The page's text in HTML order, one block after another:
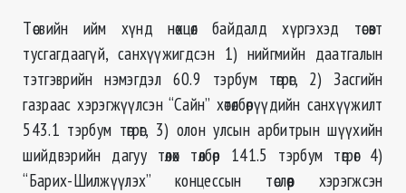
Төсвийн ийм хүнд нөхцөл байдалд хүргэхэд төсөвт
тусгагдаагүй, санхүүжигдсэн 1) нийгмийн даатгалын
тэтгэврийн нэмэгдэл 60.9 тэрбум төгрөг, 2) Засгийн
газраас хэрэгжүүлсэн “Сайн” хөтөлбөрүүдийн санхүүжилт
543.1 тэрбум төгрөг, 3) олон улсын арбитрын шүүхийн
шийдвэрийн дагуу төлөх төлбөр 141.5 тэрбум төгрөг 4)
“Барих-Шилжүүлэх” концессын төслөөр хэрэгжсэн